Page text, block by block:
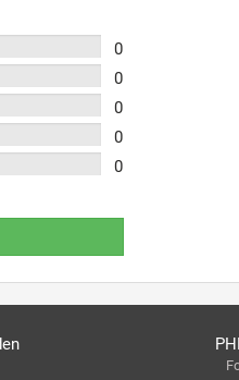
0
0
0
0
0